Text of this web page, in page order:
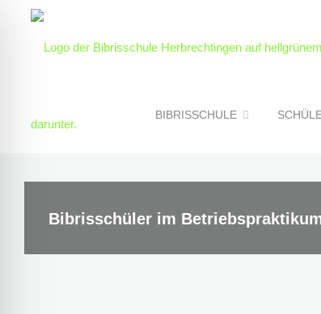
BIBRISSCHULE
Bibrisschüler im